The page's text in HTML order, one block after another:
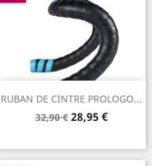
RUBAN DE CINTRE PROLOGO...
Prix
32,90 € Prix
28,95 €